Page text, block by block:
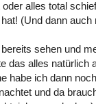
alles total
(Und dann
sehen und
das alles natürlich
habe ich dann
und da